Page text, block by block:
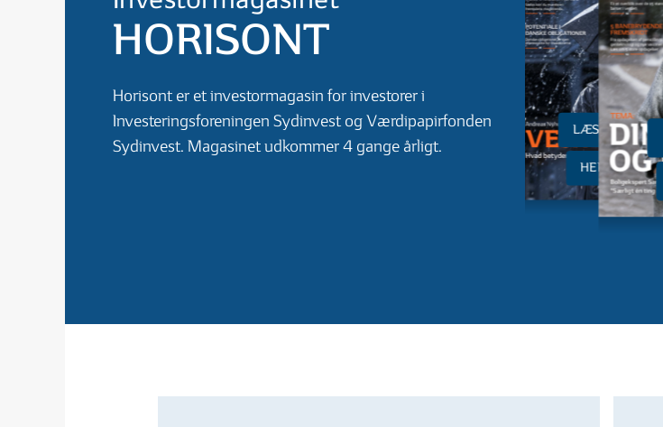
HORISONT
Horisont er et investormagasin for investorer i
Investeringsforeningen Sydinvest og Værdipapirfonden
Sydinvest. Magasinet udkommer 4 gange årligt.
LÆS ONLINE
HENT PDF